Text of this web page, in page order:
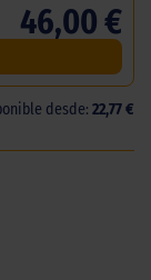
46,00 €
desde: 22,77 €